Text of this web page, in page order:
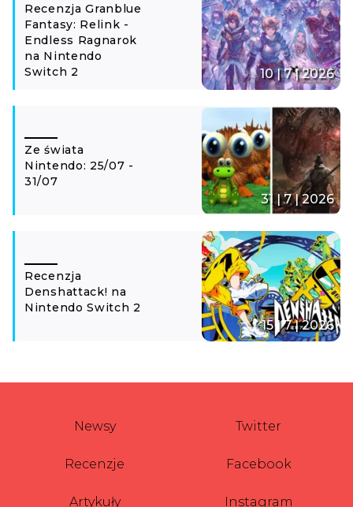
Recenzja Granblue
Fantasy: Relink -
Endless Ragnarok
na Nintendo
Switch 2
10 | 7 | 2026
Ze świata
Nintendo: 25/07 -
31/07
31 | 7 | 2026
Recenzja
Denshattack! na
Nintendo Switch 2
15 | 7 | 2026
Newsy
Recenzje
Artykuły
Twitter
Facebook
Instagram